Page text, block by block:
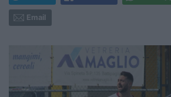
Email